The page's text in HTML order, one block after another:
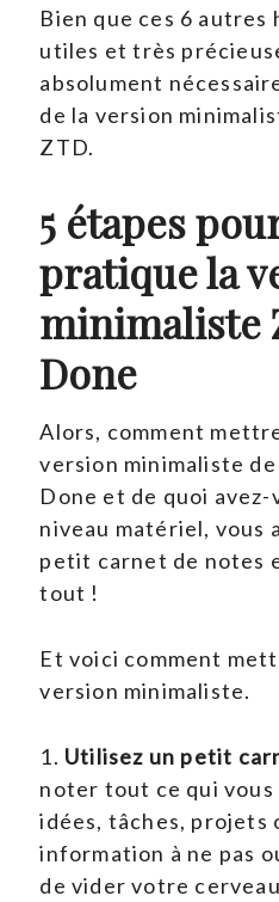
Bien que ces 6 autres
utiles et très
absolument
de la version
ZTD.
5 étapes
pratique la
minimaliste
Done
Alors, comment
version minimaliste
Done et de quoi avez-
niveau matériel, vous
petit carnet de notes
tout !
Et voici comment
version minimaliste.
1. Utilisez un petit
noter tout ce qui vous
idées, tâches, projets
information à ne pas
de vider votre